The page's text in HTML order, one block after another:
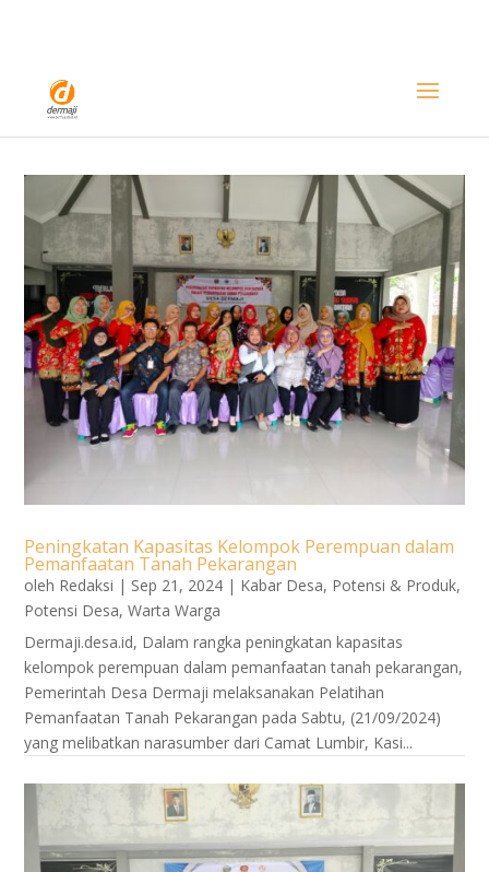
Peningkatan Kapasitas Kelompok Perempuan dalam
Pemanfaatan Tanah Pekarangan
oleh Redaksi | Sep 21, 2024 | Kabar Desa, Potensi & Produk,
Potensi Desa,Warta Warga
Dermaji.desa.id, Dalam rangka peningkatan kapasitas
kelompok perempuan dalam pemanfaatan tanah pekarangan,
Pemerintah Desa Dermaji melaksanakan Pelatihan
Pemanfaatan Tanah Pekarangan pada Sabtu, (21/09/2024)
yang melibatkan narasumber dari Camat Lumbir, Kasi...